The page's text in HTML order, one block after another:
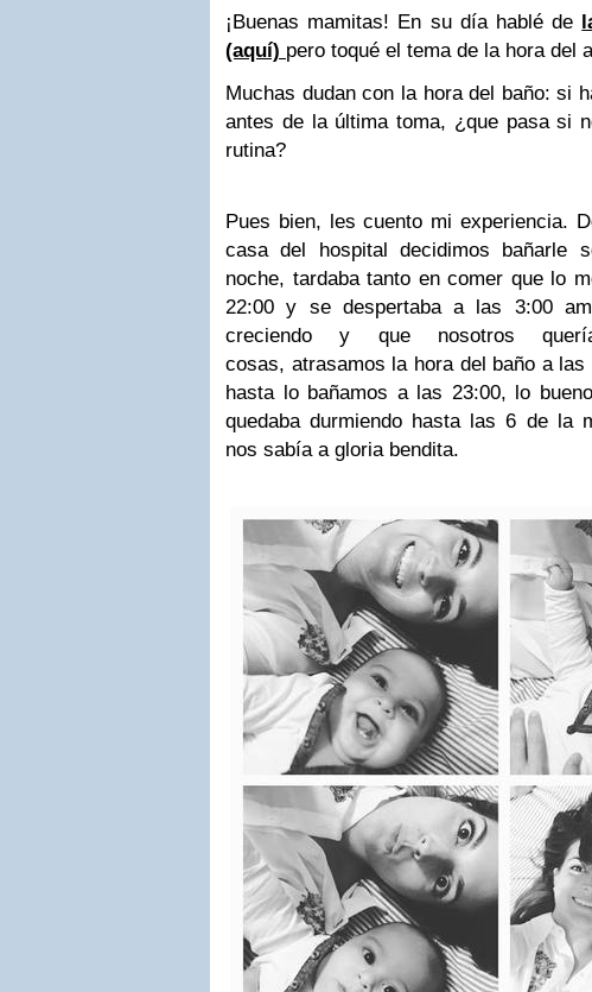
¡Buenas mamitas! En su día hablé de
(aquí) pero toqué el tema de la hora del
Muchas dudan con la hora del baño: si
antes de la última toma, ¿que pasa si
rutina?
Pues bien, les cuento mi experiencia.
casa del hospital decidimos bañarle
noche, tardaba tanto en comer que lo
22:00 y se despertaba a las 3:00
creciendo y que nosotros
cosas, atrasamos la hora del baño a
hasta lo bañamos a las 23:00, lo
quedaba durmiendo hasta las 6 de la
nos sabía a gloria bendita.